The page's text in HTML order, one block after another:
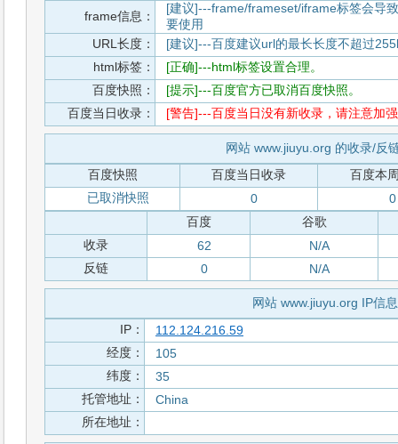
frame信息：
[建议]---frame/frameset/iframe标签会导
要使用
URL长度：
[建议]---百度建议url的最长长度不超过
html标签：
[正确]---html标签设置合理。
百度快照：
[提示]---百度官方已取消百度快照。
百度当日收录：
[警告]---百度当日没有新收录，请注意加
网站 www.jiuyu.org 的收录/反
百度快照
百度当日收录
百度本
已取消快照
0
0
百度
谷歌
收录
62
N/A
反链
0 N/A
网站 www.jiuyu.org IP信息
IP：
112.124.216.59
经度：
105
纬度：
35
托管地址：
China
所在地址：